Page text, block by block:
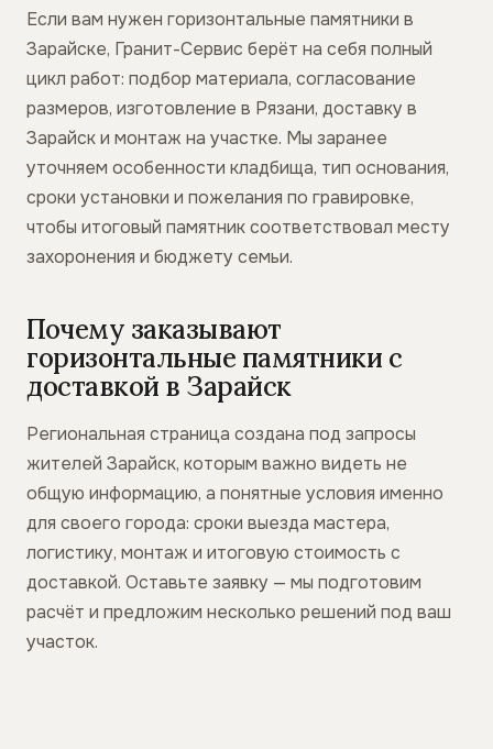
Если вам нужен горизонтальные памятники в
Зарайске, Гранит-Сервис берёт на себя полный
цикл работ: подбор материала, согласование
размеров, изготовление в Рязани, доставку в
Зарайск и монтаж на участке. Мы заранее
уточняем особенности кладбища, тип основания,
сроки установки и пожелания по гравировке,
чтобы итоговый памятник соответствовал месту
захоронения и бюджету семьи.
Почему заказывают
горизонтальные памятники с
доставкой в Зарайск
Региональная страница создана под запросы
жителей Зарайск, которым важно видеть не
общую информацию, а понятные условия именно
для своего города: сроки выезда мастера,
логистику, монтаж и итоговую стоимость с
доставкой. Оставьте заявку — мы подготовим
расчёт и предложим несколько решений под ваш
участок.